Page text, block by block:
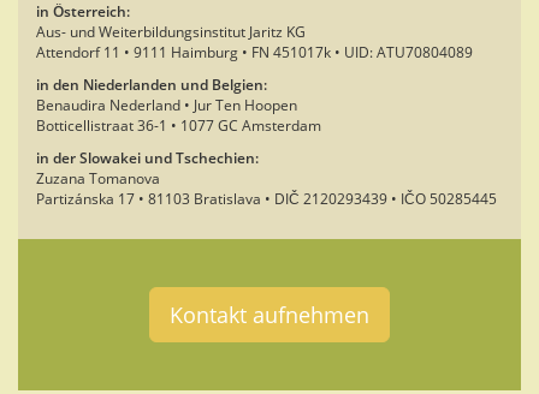
in Österreich:
Aus- und Weiterbildungsinstitut Jaritz KG
Attendorf 11 • 9111 Haimburg • FN 451017k • UID: ATU70804089
in den Niederlanden und Belgien:
Benaudira Nederland • Jur Ten Hoopen
Botticellistraat 36-1 • 1077 GC Amsterdam
in der Slowakei und Tschechien:
Zuzana Tomanova
Partizánska 17 • 81103 Bratislava • DIČ 2120293439 • IČO 50285445
Kontakt aufnehmen